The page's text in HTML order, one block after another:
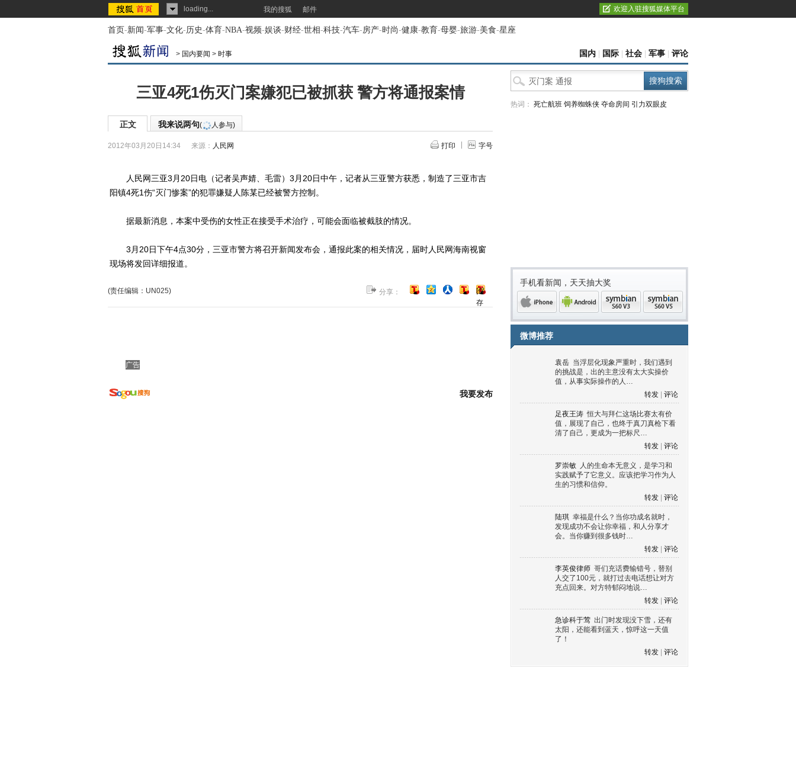
loading... 我的搜狐 邮件 欢迎入驻搜狐媒体平台
首页-新闻-军事-文化-历史-体育-NBA-视频-娱谈-财经-世相-科技-汽车-房产-时尚-健康-教育-母婴-旅游-美食-星座
> 国内要闻 > 时事 国内 国际 社会 军事 评论
三亚4死1伤灭门案嫌犯已被抓获 警方将通报案情
正文 我来说两句( 人参与)
2012年03月20日14:34 来源： 人民网 打印 字号
人民网三亚3月20日电（记者吴声婧、毛雷）3月20日中午，记者从三亚警方获悉，制造了三亚市吉
阳镇4死1伤“灭门惨案”的犯罪嫌疑人陈某已经被警方控制。
据最新消息，本案中受伤的女性正在接受手术治疗，可能会面临被截肢的情况。
3月20日下午4点30分，三亚市警方将召开新闻发布会，通报此案的相关情况，届时人民网海南视窗
现场将发回详细报道。
(责任编辑：UN025) 分享：
[保
存
广告
我要发布
热词： 死亡航班 饲养蜘蛛侠 夺命房间 引力双眼皮
手机看新闻，天天抽大奖
Android symbian
微博推荐
袁岳 当浮层化现象严重时，我们遇到
的挑战是，出的主意没有太大实操价
值，从事实际操作的人…
转发
评论
足夜王涛 恒大与拜仁这场比赛太有价
值，展现了自己，也终于真刀真枪下看
清了自己，更成为一把标尺…
转发
评论
罗崇敏 人的生命本无意义，是学习和
实践赋予了它意义。应该把学习作为人
生的习惯和信仰。
转发
评论
陆琪 幸福是什么？当你功成名就时，
发现成功不会让你幸福，和人分享才
会。当你赚到很多钱时…
转发
评论
李英俊律师 哥们充话费输错号，替别
人交了100元，就打过去电话想让对方
充点回来。对方特郁闷地说…
转发
评论
急诊科于莺 出门时发现没下雪，还有
太阳，还能看到蓝天，惊呼这一天值
了！
转发
评论